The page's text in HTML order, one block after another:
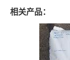
相关产品：